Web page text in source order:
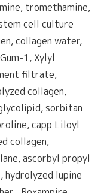
tromethamine,
cell culture
collagen water,
1, Xylyl
filtrate,
collagen,
sorbitan
capp Liloyl
collagen,
ascorbyl propyl
hydrolyzed lupine